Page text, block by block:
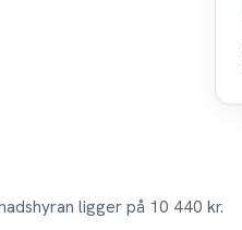
ligger på 10 440 kr.